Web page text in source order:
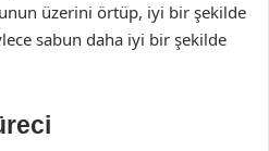
üzerini örtüp, iyi bir şekilde
sabun daha iyi bir şekilde